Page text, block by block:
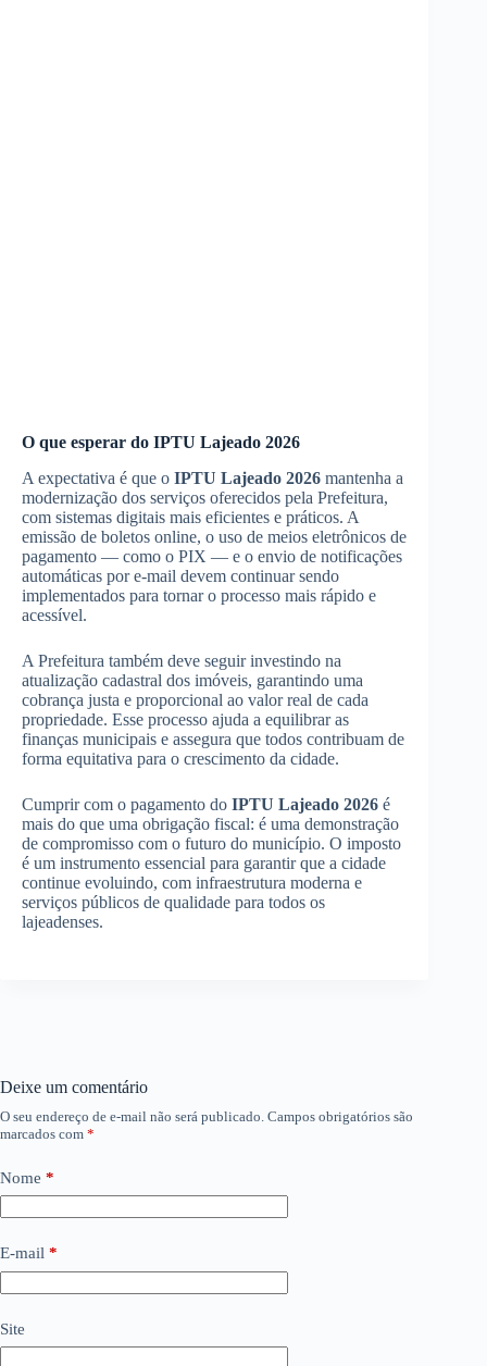
O que esperar do IPTU Lajeado 2026
A expectativa é que o IPTU Lajeado 2026 mantenha a
modernização dos serviços oferecidos pela Prefeitura,
com sistemas digitais mais eficientes e práticos. A
emissão de boletos online, o uso de meios eletrônicos de
pagamento — como o PIX — e o envio de notificações
automáticas por e-mail devem continuar sendo
implementados para tornar o processo mais rápido e
acessível.
A Prefeitura também deve seguir investindo na
atualização cadastral dos imóveis, garantindo uma
cobrança justa e proporcional ao valor real de cada
propriedade. Esse processo ajuda a equilibrar as
finanças municipais e assegura que todos contribuam de
forma equitativa para o crescimento da cidade.
Cumprir com o pagamento do IPTU Lajeado 2026 é
mais do que uma obrigação fiscal: é uma demonstração
de compromisso com o futuro do município. O imposto
é um instrumento essencial para garantir que a cidade
continue evoluindo, com infraestrutura moderna e
serviços públicos de qualidade para todos os
lajeadenses.
Deixe um comentário
O seu endereço de e-mail não será publicado. Campos obrigatórios são
marcados com *
Nome *
E-mail *
Site